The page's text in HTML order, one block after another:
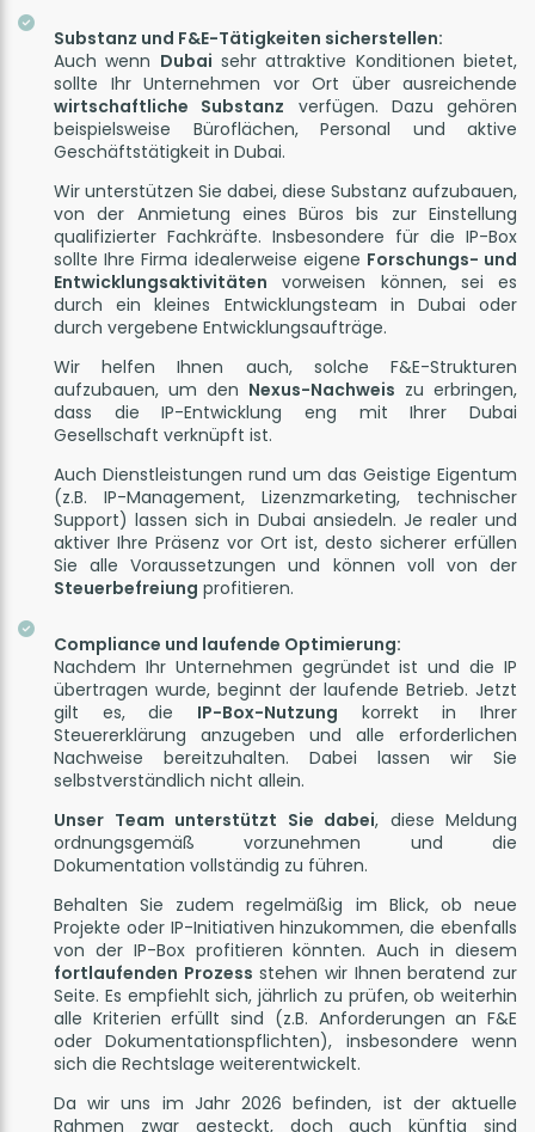
Substanz und F&E-Tätigkeiten sicherstellen:
Auch wenn Dubai sehr attraktive Konditionen bietet,
sollte Ihr Unternehmen vor Ort über ausreichende
wirtschaftliche Substanz verfügen. Dazu gehören
beispielsweise Büroflächen, Personal und aktive
Geschäftstätigkeit in Dubai.
Wir unterstützen Sie dabei, diese Substanz aufzubauen,
von der Anmietung eines Büros bis zur Einstellung
qualifizierter Fachkräfte. Insbesondere für die IP-Box
sollte Ihre Firma idealerweise eigene Forschungs- und
Entwicklungsaktivitäten vorweisen können, sei es
durch ein kleines Entwicklungsteam in Dubai oder
durch vergebene Entwicklungsaufträge.
Wir helfen Ihnen auch, solche F&E-Strukturen
aufzubauen, um den Nexus-Nachweis zu erbringen,
dass die IP-Entwicklung eng mit Ihrer Dubai
Gesellschaft verknüpft ist.
Auch Dienstleistungen rund um das Geistige Eigentum
(z.B. IP-Management, Lizenzmarketing, technischer
Support) lassen sich in Dubai ansiedeln. Je realer und
aktiver Ihre Präsenz vor Ort ist, desto sicherer erfüllen
Sie alle Voraussetzungen und können voll von der
Steuerbefreiung profitieren.
Compliance und laufende Optimierung:
Nachdem Ihr Unternehmen gegründet ist und die IP
übertragen wurde, beginnt der laufende Betrieb. Jetzt
gilt es, die IP-Box-Nutzung korrekt in Ihrer
Steuererklärung anzugeben und alle erforderlichen
Nachweise bereitzuhalten. Dabei lassen wir Sie
selbstverständlich nicht allein.
Unser Team unterstützt Sie dabei, diese Meldung
ordnungsgemäß vorzunehmen und die
Dokumentation vollständig zu führen.
Behalten Sie zudem regelmäßig im Blick, ob neue
Projekte oder IP-Initiativen hinzukommen, die ebenfalls
von der IP-Box profitieren könnten. Auch in diesem
fortlaufenden Prozess stehen wir Ihnen beratend zur
Seite. Es empfiehlt sich, jährlich zu prüfen, ob weiterhin
alle Kriterien erfüllt sind (z.B. Anforderungen an F&E
oder Dokumentationspflichten), insbesondere wenn
sich die Rechtslage weiterentwickelt.
Da wir uns im Jahr 2026 befinden, ist der aktuelle
Rahmen zwar gesteckt, doch auch künftig sind